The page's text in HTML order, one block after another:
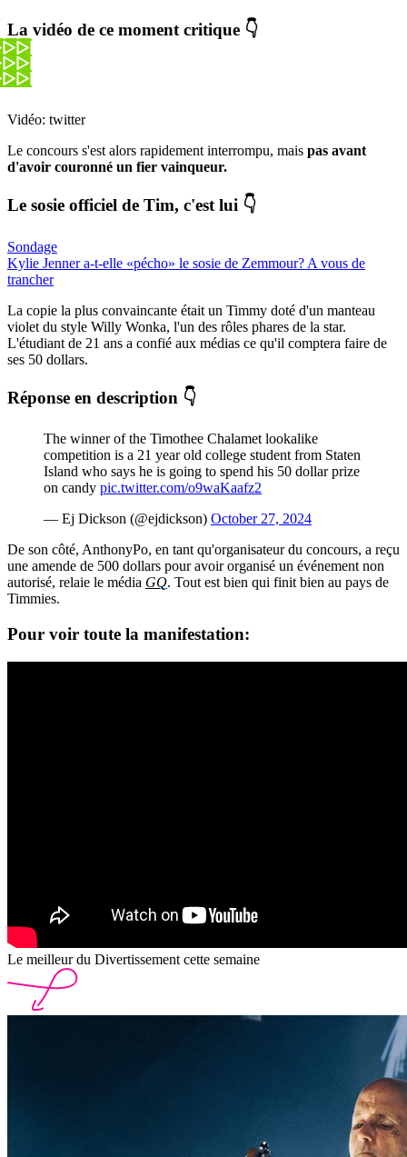
La vidéo de ce moment critique 👇
Vidéo: twitter
Le concours s'est alors rapidement interrompu, mais pas avant
d'avoir couronné un fier vainqueur.
Le sosie officiel de Tim, c'est lui 👇
Sondage
Kylie Jenner a-t-elle «pécho» le sosie de Zemmour? A vous de
trancher
La copie la plus convaincante était un Timmy doté d'un manteau
violet du style Willy Wonka, l'un des rôles phares de la star.
L'étudiant de 21 ans a confié aux médias ce qu'il comptera faire de
ses 50 dollars.
Réponse en description 👇
The winner of the Timothee Chalamet lookalike
competition is a 21 year old college student from Staten
Island who says he is going to spend his 50 dollar prize
on candy pic.twitter.com/o9waKaafz2
— Ej Dickson (@ejdickson) October 27, 2024
De son côté, AnthonyPo, en tant qu'organisateur du concours, a reçu
une amende de 500 dollars pour avoir organisé un événement non
autorisé, relaie le média GQ. Tout est bien qui finit bien au pays de
Timmies.
Pour voir toute la manifestation:
Le meilleur du Divertissement cette semaine